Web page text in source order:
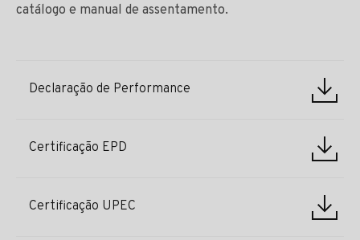
catálogo e manual de assentamento.
Declaração de Performance
Certificação EPD
Certificação UPEC